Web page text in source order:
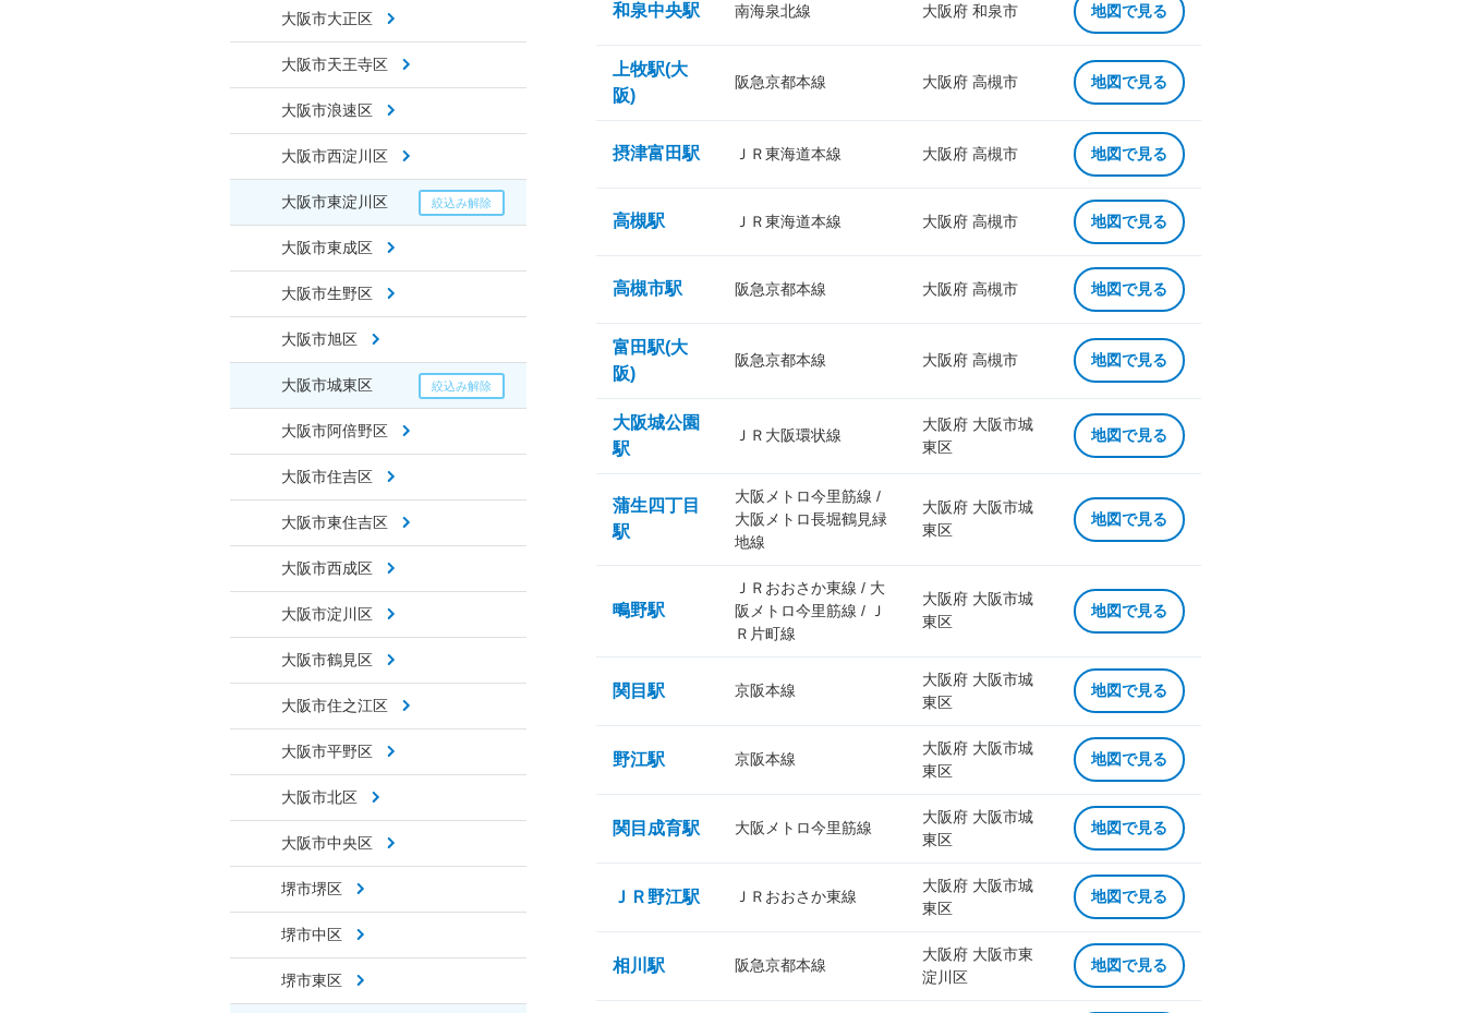
大阪市大正区
大阪市天王寺区
大阪市浪速区
大阪市西淀川区
大阪市東淀川区
大阪市東成区
大阪市生野区
大阪市旭区
大阪市城東区
大阪市阿倍野区
大阪市住吉区
大阪市東住吉区
大阪市西成区
大阪市淀川区
大阪市鶴見区
大阪市住之江区
大阪市平野区
大阪市北区
大阪市中央区
堺市堺区
堺市中区
堺市東区
和泉中央駅 南海泉北線 大阪府 和泉市 地図で見る
上牧駅(大
阪)
阪急京都本線 大阪府 高槻市 地図で見る
摂津富田駅 ＪＲ東海道本線 大阪府 高槻市 地図で見る
高槻駅 ＪＲ東海道本線 大阪府 高槻市 地図で見る
高槻市駅 阪急京都本線 大阪府 高槻市 地図で見る
富田駅(大
阪)
阪急京都本線 大阪府 高槻市 地図で見る
大阪城公園
駅
ＪＲ大阪環状線
大阪府 大阪市城
東区
地図で見る
蒲生四丁目
駅
大阪メトロ今里筋線 /
大阪メトロ長堀鶴見緑
地線
大阪府 大阪市城
東区
地図で見る
鴫野駅
ＪＲおおさか東線 / 大
阪メトロ今里筋線 / Ｊ
Ｒ片町線
大阪府 大阪市城
東区
地図で見る
関目駅 京阪本線
大阪府 大阪市城
東区
地図で見る
野江駅 京阪本線
大阪府 大阪市城
東区
地図で見る
関目成育駅 大阪メトロ今里筋線
大阪府 大阪市城
東区
地図で見る
ＪＲ野江駅 ＪＲおおさか東線
大阪府 大阪市城
東区
地図で見る
相川駅 阪急京都本線
大阪府 大阪市東
淀川区
地図で見る